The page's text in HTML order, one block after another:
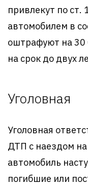
привлекут по
автомобилем в
оштрафуют на 30
на срок до двух
Уголовная
Уголовная
ДТП с наездом
автомобиль
погибшие или